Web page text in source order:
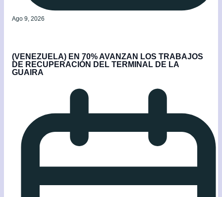
Ago 9, 2026
(VENEZUELA) EN 70% AVANZAN LOS TRABAJOS
DE RECUPERACIÓN DEL TERMINAL DE LA
GUAIRA